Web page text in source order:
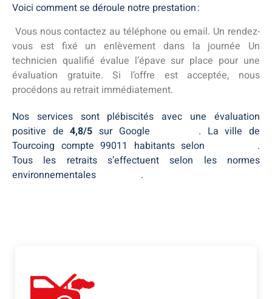
Voici comment se déroule notre prestation :
Vous nous contactez au téléphone ou email. Un rendez-
vous est fixé un enlèvement dans la journée Un
technicien qualifié évalue l’épave sur place pour une
évaluation gratuite. Si l’offre est acceptée, nous
procédons au retrait immédiatement.
Nos services sont plébiscités avec une évaluation
positive de4,8/5 sur Google
. La ville de
Tourcoing compte 99011 habitants selon
.
Tous les retraits s’effectuent selon les normes
environnementales
.